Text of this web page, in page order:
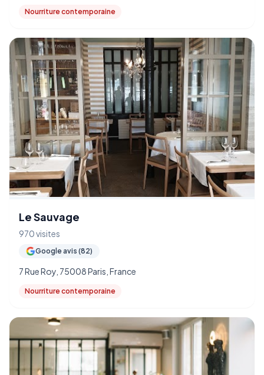
Nourriture contemporaine
Le Sauvage
970 visites
Google avis (82)
7 Rue Roy, 75008 Paris, France
Nourriture contemporaine